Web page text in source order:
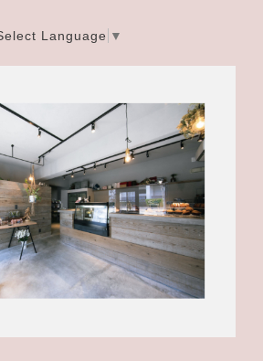
Language ▼